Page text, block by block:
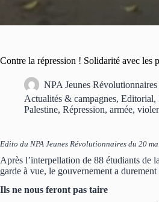
Contre la répression ! Solidarité avec les
NPA Jeunes Révolutionnaires
Actualités & campagnes, Editorial,
Palestine, Répression, armée,
Edito du NPA Jeunes Révolutionnaires du 20
Après l’interpellation de 88 étudiants de
garde à vue, le gouvernement a
Ils ne nous feront pas taire